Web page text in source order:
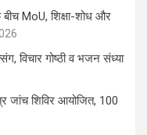
MoU, शिक्षा-शोध और
विचार गोष्ठी व भजन संध्या
जांच शिविर आयोजित, 100